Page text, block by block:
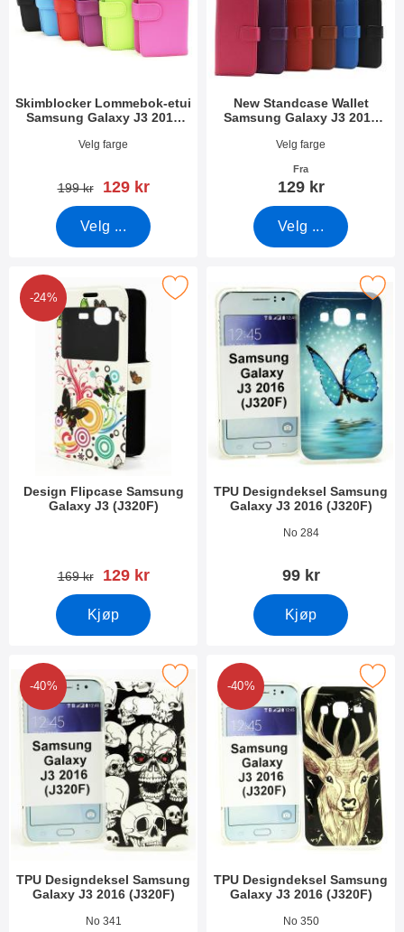
Skimblocker Lommebok-etui
Samsung Galaxy J3 2016
Varenummer 33889
Velg farge
gammel pris
199 kr ny pris
129 kr
Velg ...
New Standcase Wallet
Samsung Galaxy J3 2016
Varenummer 31841
Velg farge
Fra
129 kr
Velg ...
-24%
Design Flipcase Samsung
Galaxy J3 (J320F)
gammel pris
169 kr ny pris
129 kr
Kjøp
design Flipcase Samsung Galaxy J3 (J320F) som favoritt
TPU Designdeksel Samsung
Galaxy J3 2016 (J320F)
Varenummer 21888
No 284
99 kr
Kjøp
Merk tPU Designdeksel Samsung
-40%
TPU Designdeksel Samsung
Galaxy J3 2016 (J320F)
Varenummer 21887
No 341
Designdeksel Samsung Galaxy J3 2016 (J320F) som favoritt
-40%
TPU Designdeksel Samsung
Galaxy J3 2016 (J320F)
Varenummer 21878
No 350
Merk tPU Designdeksel Samsung